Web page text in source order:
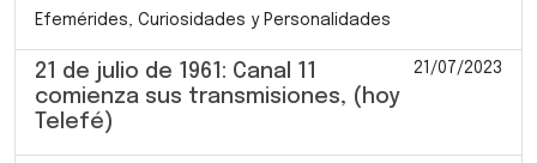
Efemérides, Curiosidades y Personalidades
21 de julio de 1961: Canal 11
comienza sus transmisiones, (hoy
Telefé)
21/07/2023